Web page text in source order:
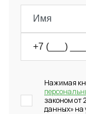
Нажимая
законом от
данных» на